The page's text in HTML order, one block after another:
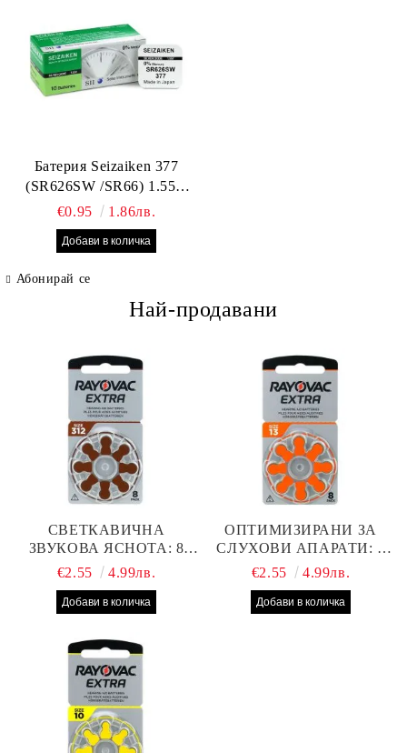
Батерия Seizaiken 377
(SR626SW /SR66) 1.55V
Silver Oxide – оригинална
Seiko батерия за часовник,
Made in Japan
€0.95 1.86лв.
Абонирай се
Най-продавани
СВЕТКАВИЧНА
ЗВУКОВА ЯСНОТА: 8
БРОЯ RAYOVAC EXTRA
СЛУХОВ АПАРАТ С
€2.55 4.99лв.
ОПТИМИЗИРАНИ ЗА
СЛУХОВИ АПАРАТИ: 8
БРОЯ RAYOVAC EXTRA
ПРОИЗВОДИТЕЛНОСТ
€2.55 4.99лв.